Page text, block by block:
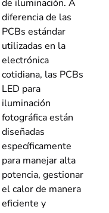
de iluminación. A
diferencia de las
PCBs estándar
utilizadas en la
electrónica
cotidiana, las PCBs
LED para
iluminación
fotográfica están
diseñadas
específicamente
para manejar alta
potencia, gestionar
el calor de manera
eficiente y